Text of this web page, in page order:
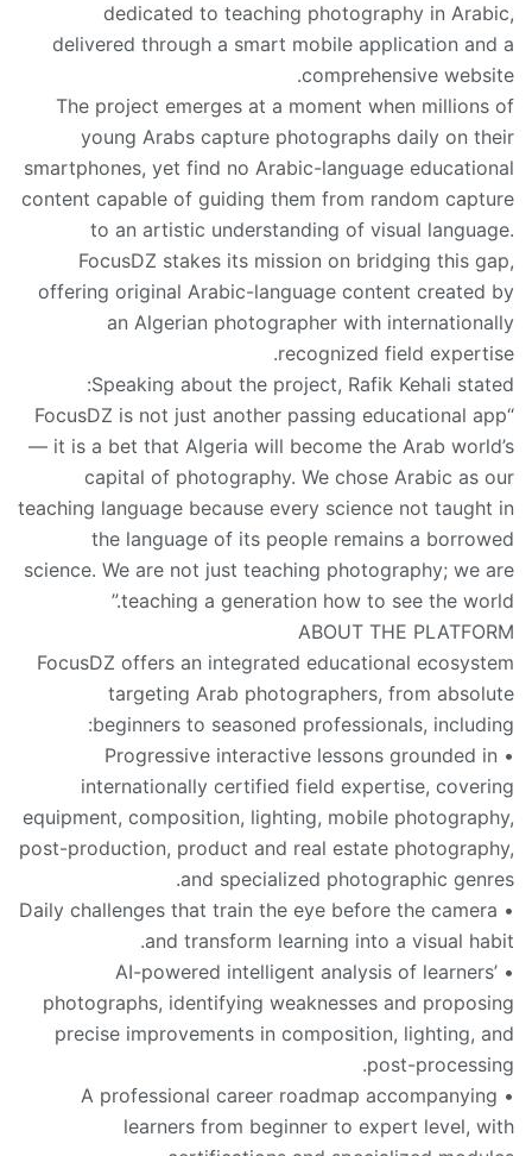
dedicated to teaching photography in Arabic,
delivered through a smart mobile application and a
comprehensive website.
The project emerges at a moment when millions of
young Arabs capture photographs daily on their
smartphones, yet find no Arabic-language educational
content capable of guiding them from random capture
to an artistic understanding of visual language.
FocusDZ stakes its mission on bridging this gap,
offering original Arabic-language content created by
an Algerian photographer with internationally
recognized field expertise.
Speaking about the project, Rafik Kehali stated:
“FocusDZ is not just another passing educational app
— it is a bet that Algeria will become the Arab world’s
capital of photography. We chose Arabic as our
teaching language because every science not taught in
the language of its people remains a borrowed
science. We are not just teaching photography; we are
teaching a generation how to see the world.”
ABOUT THE PLATFORM
FocusDZ offers an integrated educational ecosystem
targeting Arab photographers, from absolute
beginners to seasoned professionals, including:
• Progressive interactive lessons grounded in
internationally certified field expertise, covering
equipment, composition, lighting, mobile photography,
post-production, product and real estate photography,
and specialized photographic genres.
• Daily challenges that train the eye before the camera
and transform learning into a visual habit.
• AI-powered intelligent analysis of learners’
photographs, identifying weaknesses and proposing
precise improvements in composition, lighting, and
post-processing.
• A professional career roadmap accompanying
learners from beginner to expert level, with